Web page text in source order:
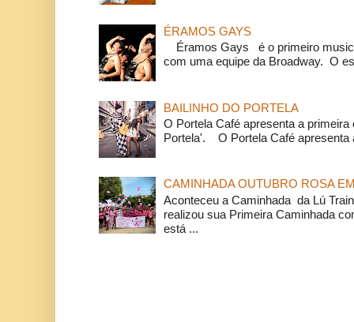
ÉRAMOS GAYS
Éramos Gays é o primeiro
com uma equipe da Broadway. O
BAILINHO DO PORTELA
O Portela Café apresenta a
Portela'. O Portela Café apresenta
CAMINHADA OUTUBRO ROSA
Aconteceu a Caminhada da Lú
realizou sua Primeira Caminhada
está ...